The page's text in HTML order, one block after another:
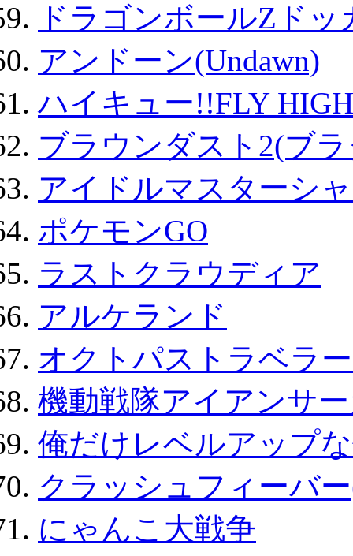
ドラゴンボールZド
アンドーン(Undawn)
ハイキュー!!FLY HIGH
ブラウンダスト2(ブ
アイドルマスターシ
ポケモンGO
ラストクラウディア
アルケランド
オクトパストラベラ
機動戦隊アイアンサ
俺だけレベルアップ
クラッシュフィーバ
にゃんこ大戦争